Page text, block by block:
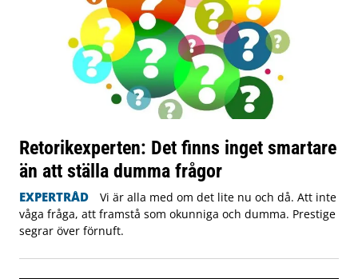
Retorikexperten: Det finns inget smartare
än att ställa dumma frågor
EXPERTRÅD
Vi är alla med om det lite nu och då. Att inte
våga fråga, att framstå som okunniga och dumma. Prestige
segrar över förnuft.